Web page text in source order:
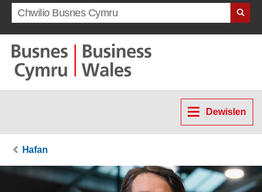
Search term
Dewislen
Hafan